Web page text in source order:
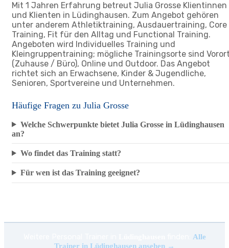
Mit 1 Jahren Erfahrung betreut Julia Grosse Klientinnen
und Klienten in Lüdinghausen. Zum Angebot gehören
unter anderem Athletiktraining, Ausdauertraining, Core
Training, Fit für den Alltag und Functional Training.
Angeboten wird Individuelles Training und
Kleingruppentraining; mögliche Trainingsorte sind
(Zuhause / Büro), Online und Outdoor. Das Angebot
richtet sich an Erwachsene, Kinder & Jugendliche,
Senioren, Sportvereine und Unternehmen.
Häufige Fragen zu Julia Grosse
Welche Schwerpunkte bietet Julia Grosse in Lüdinghausen
an?
Wo findet das Training statt?
Für wen ist das Training geeignet?
Alle
Trainer in Lüdinghausen ansehen →